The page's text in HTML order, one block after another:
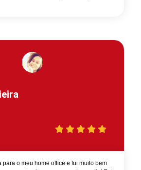
para o meu home office e fui muito bem